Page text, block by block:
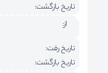
تاریخ بازگشت:
از:
تاریخ رفت:
تاریخ بازگشت: